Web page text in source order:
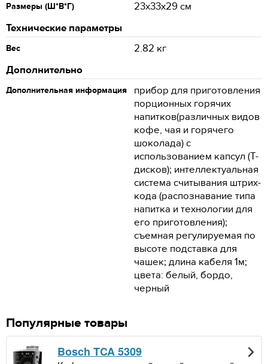
Размеры (Ш*В*Г)
23x33x29 см
Технические параметры
Вес
2.82 кг
Дополнительно
Дополнительная информация
прибор для приготовления
порционных горячих
напитков(различных видов
кофе, чая и горячего
шоколада) с
использованием капсул (Т-
дисков); интеллектуальная
система считывания штрих-
кода (распознавание типа
напитка и технологии для
его приготовления);
съемная регулируемая по
высоте подставка для
чашек; длина кабеля 1м;
цвета: белый, бордо,
черный
Популярные товары
Bosch TCA 5309